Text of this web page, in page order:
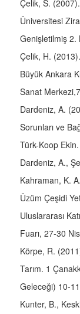
Çelik, S. (2007).
Üniversitesi
Genişletilmiş 2.
Çelik, H.
Büyük Ankara
Sanat
Dardeniz, A.
Sorunları ve
Türk-Koop
Dardeniz, A.,
Kahraman, K.
Üzüm Çeşidi
Uluslararası
Fuarı, 27-30
Körpe, R.
Tarım. 1
Geleceği) 10-
Kunter, B.,